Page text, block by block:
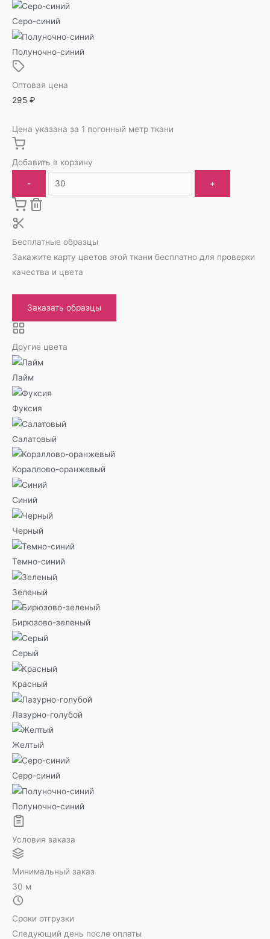
Серо-синий
Полуночно-синий
Оптовая цена
295 ₽
Цена указана за 1 погонный метр ткани
Добавить в корзину
- +
Бесплатные образцы
Закажите карту цветов этой ткани бесплатно для проверки
качества и цвета
Заказать образцы
Другие цвета
Лайм
Фуксия
Салатовый
Кораллово-оранжевый
Синий
Черный
Темно-синий
Зеленый
Бирюзово-зеленый
Серый
Красный
Лазурно-голубой
Желтый
Серо-синий
Полуночно-синий
Условия заказа
Минимальный заказ
30 м
Сроки отгрузки
Следующий день после оплаты